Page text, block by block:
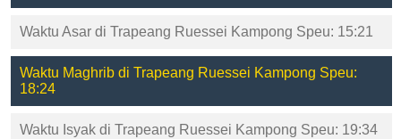
Waktu Asar di Trapeang Ruessei Kampong Speu: 15:21
Waktu Maghrib di Trapeang Ruessei Kampong Speu:
18:24
Waktu Isyak di Trapeang Ruessei Kampong Speu: 19:34